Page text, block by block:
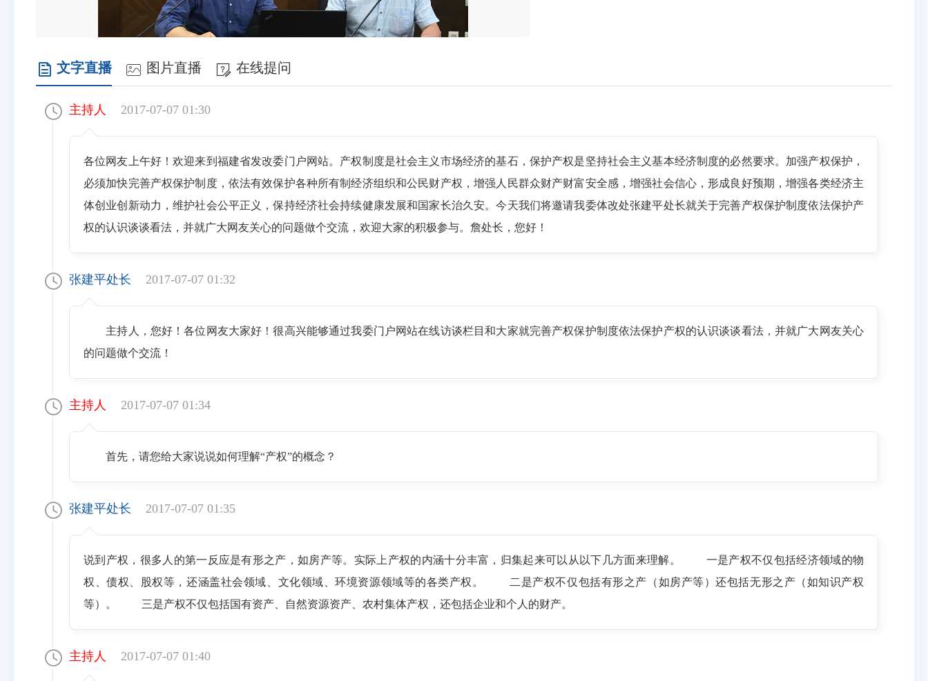
文字直播 图片直播 在线提问
主持人 2017-07-07 01:30
各位网友上午好！欢迎来到福建省发改委门户网站。产权制度是社会主义市场经济的基石，保护产权是坚持社会主义基本经济制度的必然要求。加强产权保护，
必须加快完善产权保护制度，依法有效保护各种所有制经济组织和公民财产权，增强人民群众财产财富安全感，增强社会信心，形成良好预期，增强各类经济主
体创业创新动力，维护社会公平正义，保持经济社会持续健康发展和国家长治久安。今天我们将邀请我委体改处张建平处长就关于完善产权保护制度依法保护产
权的认识谈谈看法，并就广大网友关心的问题做个交流，欢迎大家的积极参与。詹处长，您好！
张建平处长 2017-07-07 01:32
主持人，您好！各位网友大家好！很高兴能够通过我委门户网站在线访谈栏目和大家就完善产权保护制度依法保护产权的认识谈谈看法，并就广大网友关心
的问题做个交流！
主持人 2017-07-07 01:34
首先，请您给大家说说如何理解“产权”的概念？
张建平处长 2017-07-07 01:35
说到产权，很多人的第一反应是有形之产，如房产等。实际上产权的内涵十分丰富，归集起来可以从以下几方面来理解。 一是产权不仅包括经济领域的物
权、债权、股权等，还涵盖社会领域、文化领域、环境资源领域等的各类产权。 二是产权不仅包括有形之产（如房产等）还包括无形之产（如知识产权
等）。 三是产权不仅包括国有资产、自然资源资产、农村集体产权，还包括企业和个人的财产。
主持人 2017-07-07 01:40